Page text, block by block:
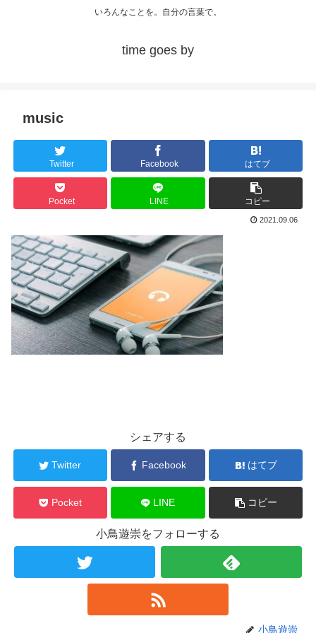
いろんなことを。自分の言葉で。
time goes by
music
Twitter Facebook はてブ
Pocket LINE コピー
2021.09.06
シェアする
Twitter Facebook はてブ
Pocket LINE コピー
小鳥遊崇をフォローする
小鳥遊崇